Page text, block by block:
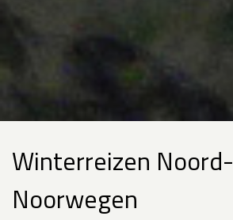
Winterreizen Noord-
Noorwegen